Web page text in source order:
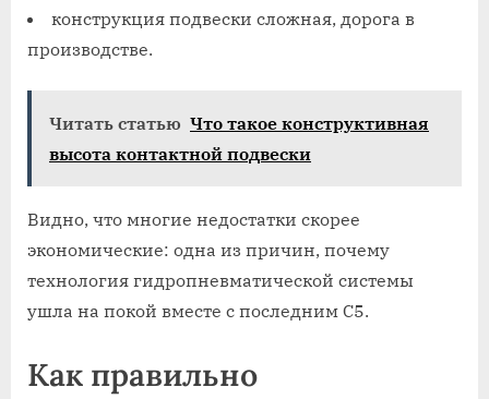
конструкция подвески сложная, дорога в
производстве.
Читать статью Что такое конструктивная
высота контактной подвески
Видно, что многие недостатки скорее
экономические: одна из причин, почему
технология гидропневматической системы
ушла на покой вместе с последним C5.
Как правильно